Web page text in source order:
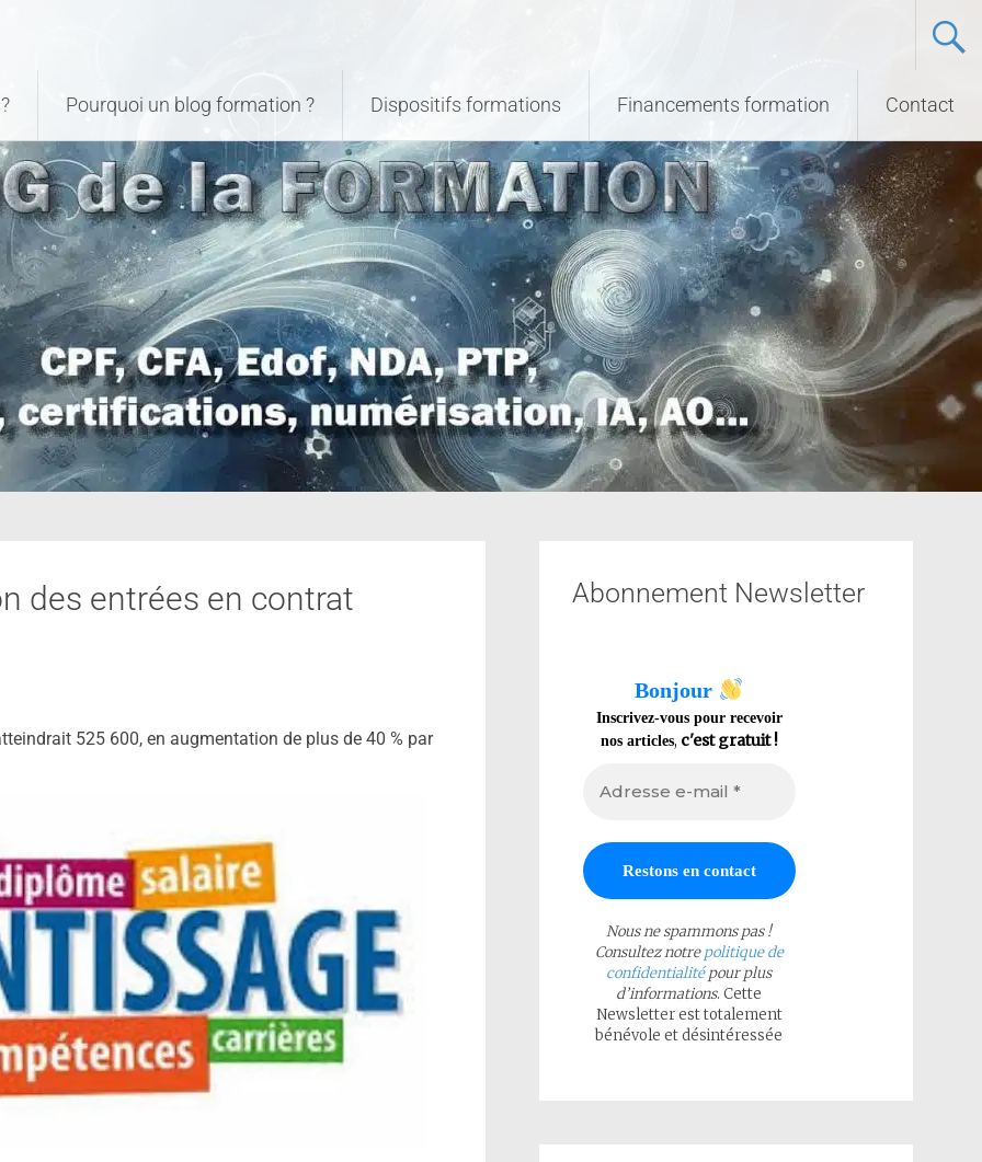
Pourquoi un blog formation ? Dispositifs formations Financements formation Contact
des entrées en contrat
525 600, en augmentation de plus de 40 % par
Abonnement Newsletter
Bonjour
Inscrivez-vous pour recevoir
nos articles, c'est gratuit !
Nous ne spammons pas !
Consultez notrepolitique de
confidentialitépour plus
d’informations. Cette
Newsletter est totalement
bénévole et désintéressée